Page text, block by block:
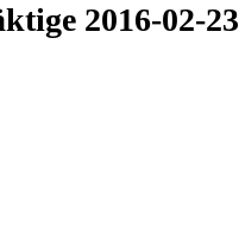
2016-02-23